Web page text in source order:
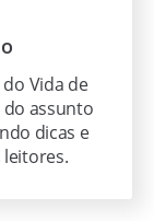
Vida de
assunto
dicas e
leitores.